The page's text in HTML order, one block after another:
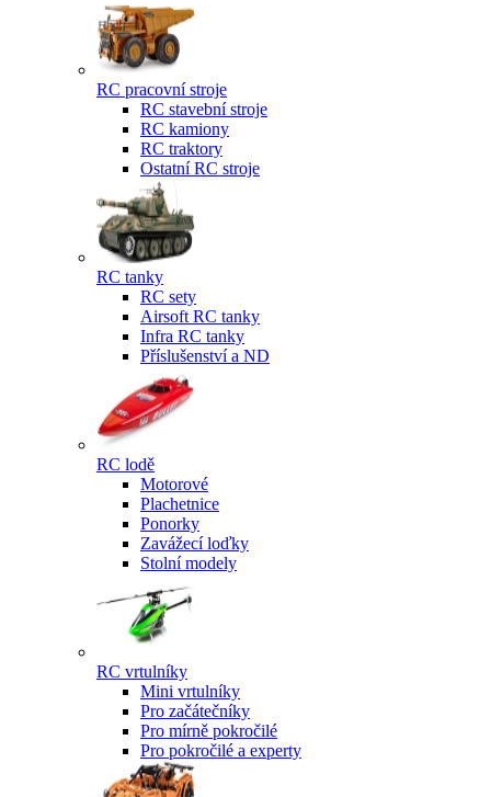
RC pracovní stroje
RC stavební stroje
RC kamiony
RC traktory
Ostatní RC stroje
RC tanky
RC sety
Airsoft RC tanky
Infra RC tanky
Příslušenství a ND
RC lodě
Motorové
Plachetnice
Ponorky
Zavážecí loďky
Stolní modely
RC vrtulníky
Mini vrtulníky
Pro začátečníky
Pro mírně pokročilé
Pro pokročilé a experty